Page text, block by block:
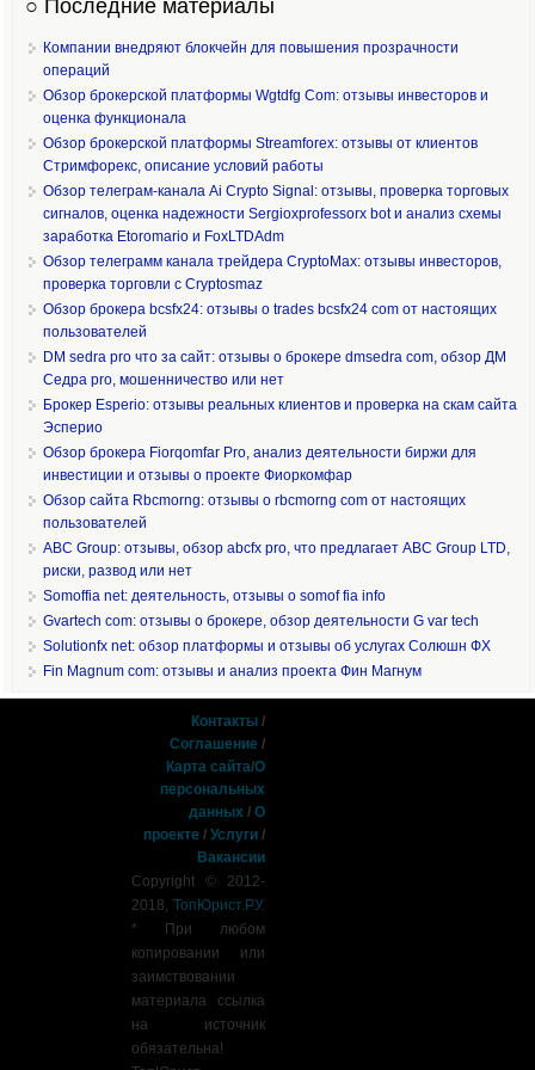
○ Последние материалы
Компании внедряют блокчейн для повышения прозрачности
операций
Обзор брокерской платформы Wgtdfg Com: отзывы инвесторов и
оценка функционала
Обзор брокерской платформы Streamforex: отзывы от клиентов
Стримфорекс, описание условий работы
Обзор телеграм-канала Ai Crypto Signal: отзывы, проверка торговых
сигналов, оценка надежности Sergioxprofessorx bot и анализ схемы
заработка Etoromario и FoxLTDAdm
Обзор телеграмм канала трейдера CryptoMax: отзывы инвесторов,
проверка торговли с Cryptosmaz
Обзор брокера bcsfx24: отзывы о trades bcsfx24 com от настоящих
пользователей
DM sedra pro что за сайт: отзывы о брокере dmsedra com, обзор ДМ
Седра pro, мошенничество или нет
Брокер Esperio: отзывы реальных клиентов и проверка на скам сайта
Эсперио
Обзор брокера Fiorqomfar Pro, анализ деятельности биржи для
инвестиции и отзывы о проекте Фиоркомфар
Обзор сайта Rbcmorng: отзывы о rbcmorng com от настоящих
пользователей
ABC Group: отзывы, обзор abcfx pro, что предлагает ABC Group LTD,
риски, развод или нет
Somoffia net: деятельность, отзывы о somof fia info
Gvartech com: отзывы о брокере, обзор деятельности G var tech
Solutionfx net: обзор платформы и отзывы об услугах Солюшн ФХ
Fin Magnum com: отзывы и анализ проекта Фин Магнум
Контакты /
Соглашение /
Карта сайта/О
персональных
данных /О
проекте /Услуги /
Вакансии
Copyright © 2012-
2018,ТопЮрист.РУ.
* При любом
копировании или
заимствовании
материала ссылка
на источник
обязательна!